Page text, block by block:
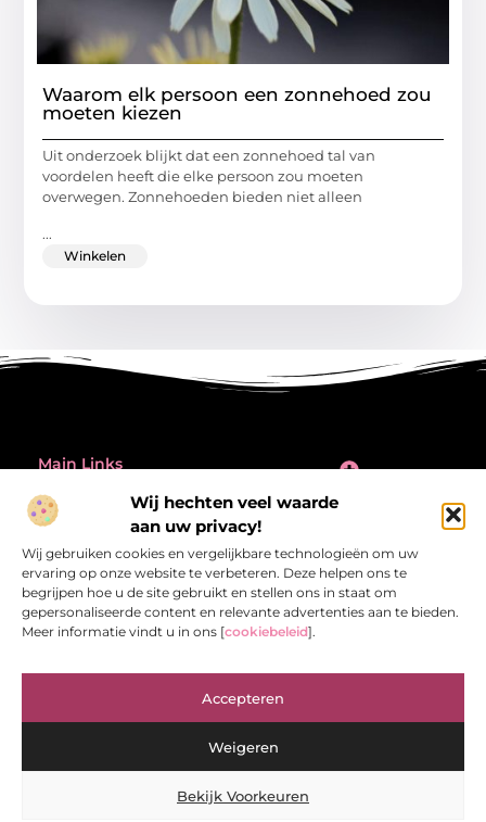
Wij hechten veel waarde
aan uw privacy!
Wij gebruiken cookies en vergelijkbare technologieën om uw
ervaring op onze website te verbeteren. Deze helpen ons te
begrijpen hoe u de site gebruikt en stellen ons in staat om
gepersonaliseerde content en relevante advertenties aan te bieden.
Meer informatie vindt u in ons [cookiebeleid].
Accepteren
Weigeren
Bekijk Voorkeuren
Waarom elk persoon een zonnehoed zou
moeten kiezen
Uit onderzoek blijkt dat een zonnehoed tal van
voordelen heeft die elke persoon zou moeten
overwegen. Zonnehoeden bieden niet alleen
...
Winkelen
Main Links
@2025 All Right Reserved.
www.referentiecontrole.nl
Bericht categorie
Referentiecontrole.nl – Jouw bron van
verrassend maken.